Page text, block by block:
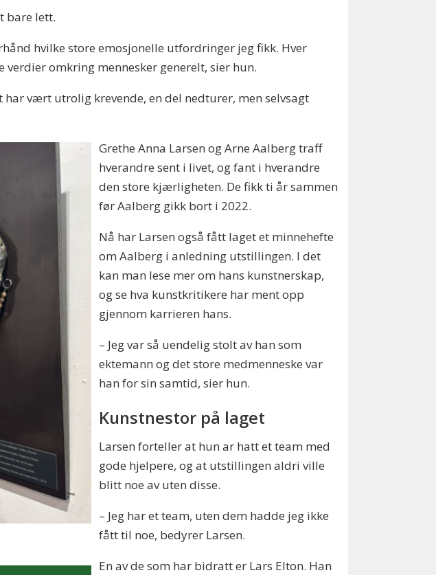
bare lett.
hvilke store emosjonelle utfordringer jeg fikk. Hver
omkring mennesker generelt, sier hun.
har vært utrolig krevende, en del nedturer, men selvsagt
Grethe Anna Larsen og Arne Aalberg traff
hverandre sent i livet, og fant i hverandre
den store kjærligheten. De fikk ti år sammen
før Aalberg gikk bort i 2022.
Nå har Larsen også fått laget et minnehefte
om Aalberg i anledning utstillingen. I det
kan man lese mer om hans kunstnerskap,
og se hva kunstkritikere har ment opp
gjennom karrieren hans.
– Jeg var så uendelig stolt av han som
ektemann og det store medmenneske var
han for sin samtid, sier hun.
Kunstnestor på laget
Larsen forteller at hun ar hatt et team med
gode hjelpere, og at utstillingen aldri ville
blitt noe av uten disse.
– Jeg har et team, uten dem hadde jeg ikke
fått til noe, bedyrer Larsen.
En av de som har bidratt er Lars Elton. Han